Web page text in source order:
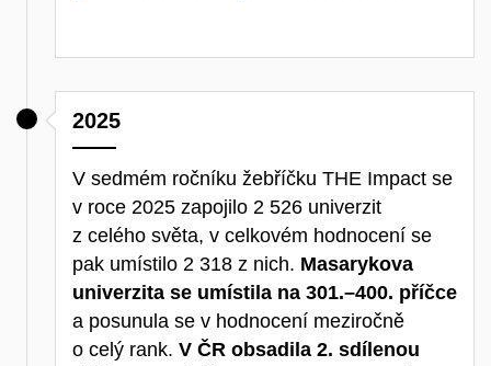
2025
V sedmém ročníku žebříčku THE Impact se
v roce 2025 zapojilo 2 526 univerzit
z celého světa, v celkovém hodnocení se
pak umístilo 2 318 z nich. Masarykova
univerzita se umístila na 301.–400. příčce
a posunula se v hodnocení meziročně
o celý rank. V ČR obsadila 2. sdílenou